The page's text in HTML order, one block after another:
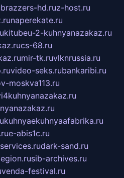
brazzers-hd.ruz-host.ru
naperekate.ru
kitubeu-2-kuhnyanazakaz.ru
cs-68.ru
mir-tk.ruvlknrussia.ru
video-seks.rubankaribi.ru
moskva113.ru
kuhnyaekuhnyaafabrika.ru
e-abis1c.ru
dark-sand.ru
sib-archives.ru
venda-festival.ru